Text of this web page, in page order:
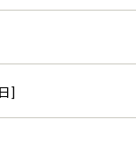
]